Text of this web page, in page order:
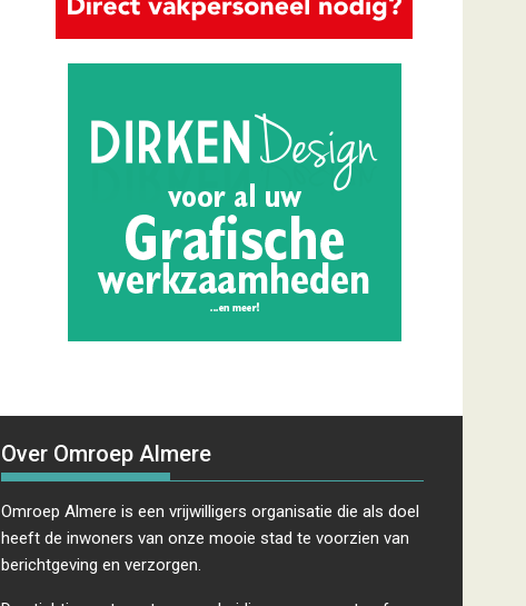
Over Omroep Almere
Omroep Almere is een vrijwilligers organisatie die als doel
heeft de inwoners van onze mooie stad te voorzien van
berichtgeving en verzorgen.